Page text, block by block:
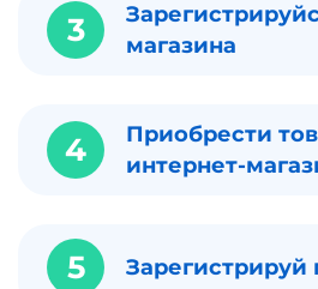
3
магазина
4
Приобрести
интернет-
5 Зарегистрируй